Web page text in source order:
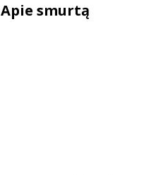
Apie smurtą